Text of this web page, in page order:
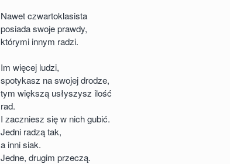
Nawet czwartoklasista
posiada swoje prawdy,
którymi innym radzi.
Im więcej ludzi,
spotykasz na swojej drodze,
tym większą usłyszysz ilość
rad.
I zaczniesz się w nich gubić.
Jedni radzą tak,
a inni siak.
Jedne, drugim przeczą.